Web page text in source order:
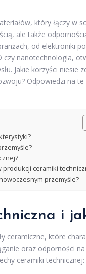
który łączy w
ale także
od elektroniki
nanotechnologia,
Jakie korzyści niesie
Odpowiedzi na
ceramiki
przemyśle?
i
ceramiczne, które
oraz odporności
ceramiki technicznej: